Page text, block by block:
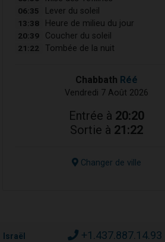
06:35 Lever du soleil
13:38 Heure de milieu du jour
20:39 Coucher du soleil
21:22 Tombée de la nuit
Chabbath Réé
Vendredi 7 Août 2026
Entrée à 20:20
Sortie à 21:22
Changer de ville
Israël +1.437.887.14.93